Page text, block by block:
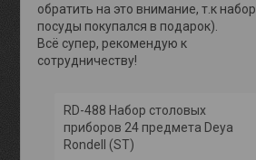
обратить на это внимание, т.к набор
посуды покупался в подарок).
Всё супер, рекомендую к
сотрудничеству!
RD-488 Набор столовых
приборов 24 предмета Deya
Rondell (ST)